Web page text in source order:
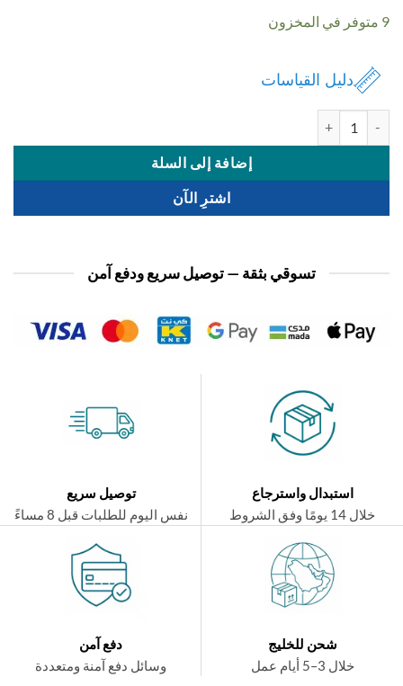
دليل القياسات
إضافة إلى السلة
اشترِ الآن
تسوقي بثقة — توصيل سريع ودفع آمن
استبدال واسترجاع
توصيل سريع
نفس اليوم للطلبات قبل 8 مساءً
شحن للخليج
دفع آمن
وسائل دفع آمنة ومتعددة